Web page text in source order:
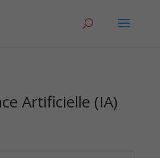
Artificielle (IA)